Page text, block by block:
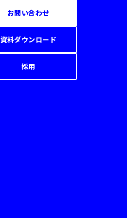
お問い合わせ
資料ダウンロード
採用